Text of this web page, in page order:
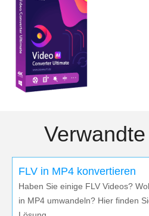
FLV in MP4 konvertieren
Haben Sie einige FLV Videos?
in MP4 umwandeln? Hier finden